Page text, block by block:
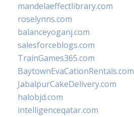
mandelaeffectlibrary.com
roselynns.com
balanceyoganj.com
salesforceblogs.com
TrainGames365.com
BaytownEvaCationRentals.com
JabalpurCakeDelivery.com
halobjd.com
intelligenceqatar.com